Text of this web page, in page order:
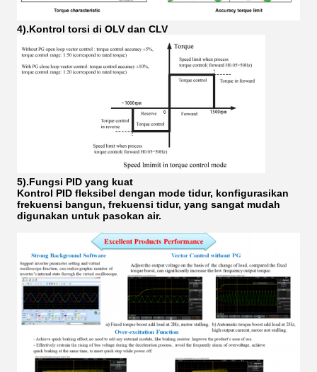
4).Kontrol torsi di OLV dan CLV
5).Fungsi PID yang kuat
Kontrol PID fleksibel dengan mode tidur, konfigurasikan
frekuensi bangun, frekuensi tidur, yang sangat mudah
digunakan untuk pasokan air.